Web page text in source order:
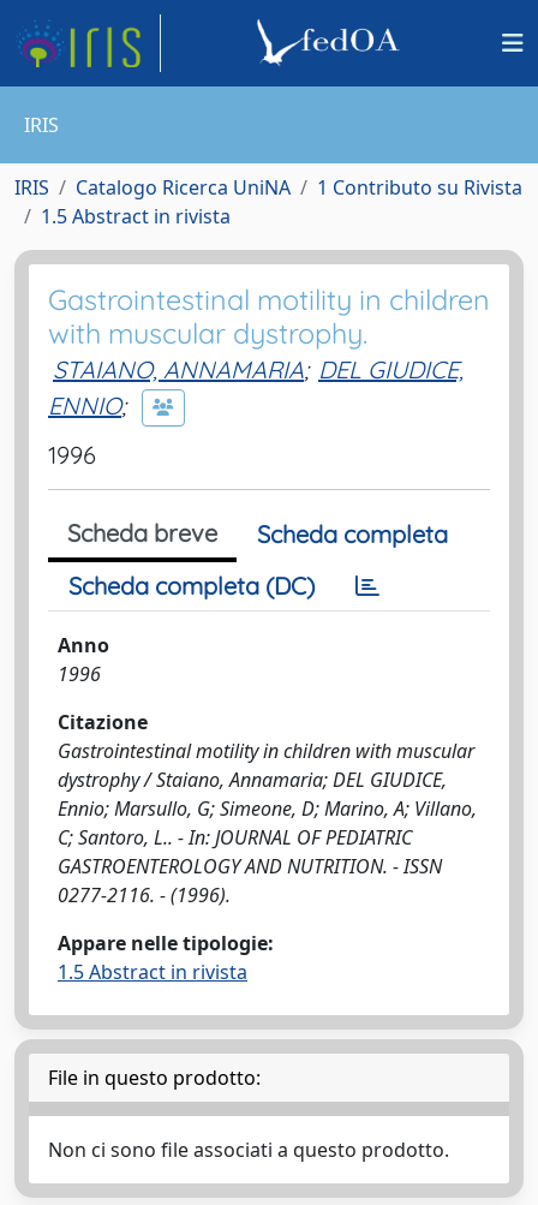
IRIS
IRIS Catalogo Ricerca UniNA
1 Contributo su Rivista
1.5 Abstract in rivista
Gastrointestinal motility in children
with muscular dystrophy.
STAIANO, ANNAMARIA; DEL GIUDICE,
ENNIO;
1996
Scheda breve
Scheda completa
Scheda completa (DC)
Anno
1996
Citazione
Gastrointestinal motility in children with muscular
dystrophy / Staiano, Annamaria; DEL GIUDICE,
Ennio; Marsullo, G; Simeone, D; Marino, A; Villano,
C; Santoro, L.. - In: JOURNAL OF PEDIATRIC
GASTROENTEROLOGY AND NUTRITION. - ISSN
0277-2116. - (1996).
Appare nelle tipologie:
1.5 Abstract in rivista
File in questo prodotto:
Non ci sono file associati a questo prodotto.